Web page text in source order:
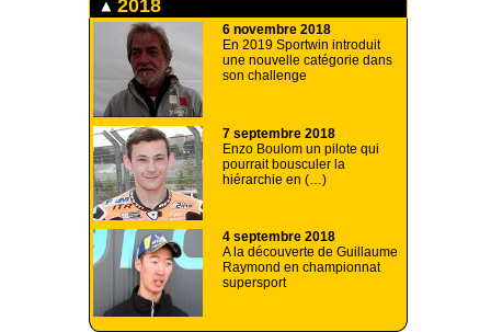
2018
6 novembre 2018
En 2019 Sportwin introduit
une nouvelle catégorie dans
son challenge
7 septembre 2018
Enzo Boulom un pilote qui
pourrait bousculer la
hiérarchie en (…)
4 septembre 2018
A la découverte de Guillaume
Raymond en championnat
supersport